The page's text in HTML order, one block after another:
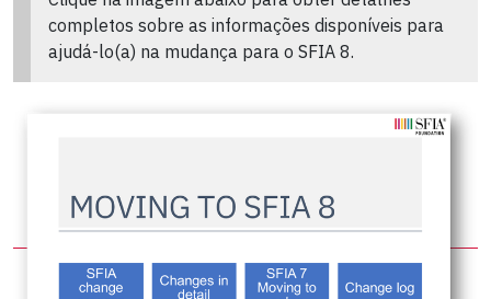
completos sobre as informações disponíveis para
ajudá-lo(a) na mudança para o SFIA 8.